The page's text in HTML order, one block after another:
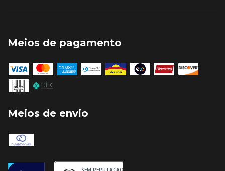
Meios de pagamento
Meios de envio